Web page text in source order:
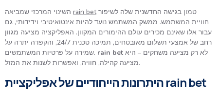
rain betטמון בגישה החדשנית שלה לשיפור
חוויית המשתמש. ממשק המשתמש נועד להיות אינטואיטיבי וידידותי, גם
עבור אלו שאינם מכירים עולם ההימורים המקוון. האפליקציה מציעה מגוון
רחב של אמצעי תשלום מאובטחים, תמיכה טכנית 24/7, והקפדה יתרה על
שמירה על פרטיות המשתמשים. rain bet
מציעה קהילה, חוויה, ואפשרות לשנות את המזל.
היתרונות הייחודיים של אפליקציית rain bet